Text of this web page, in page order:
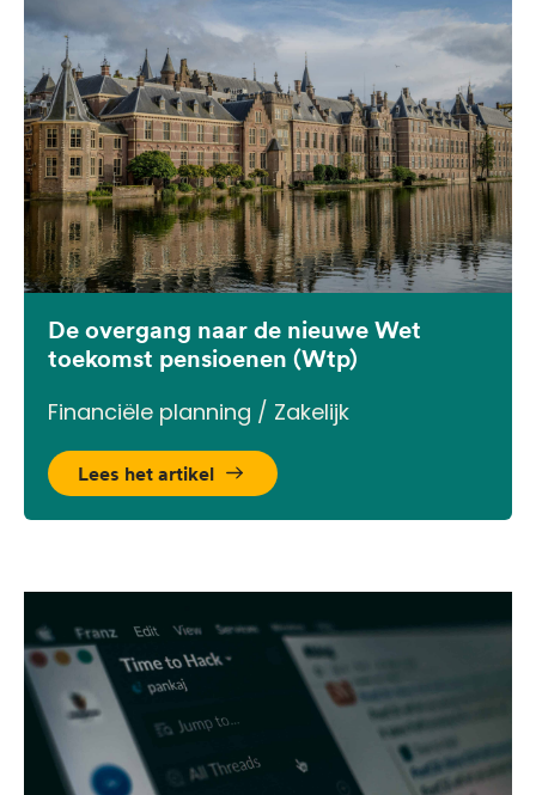
De overgang naar de nieuwe Wet
toekomst pensioenen (Wtp)
Financiële planning / Zakelijk
Lees het artikel